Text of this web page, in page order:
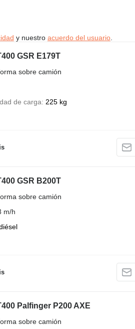
y nuestro acuerdo del usuario.
GSR E179T
sobre camión
de carga 225 kg
GSR B200T
sobre camión
m/h
Palfinger P200 AXE
sobre camión